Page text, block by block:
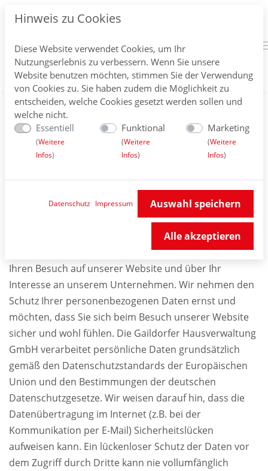
Datenschutz
Home
Die Gaildorfer Hausverwaltung GmbH freut sich über
Ihren Besuch auf unserer Website und über Ihr
Interesse an unserem Unternehmen. Wir nehmen den
Schutz Ihrer personenbezogenen Daten ernst und
möchten, dass Sie sich beim Besuch unserer Website
sicher und wohl fühlen. Die Gaildorfer Hausverwaltung
GmbH verarbeitet persönliche Daten grundsätzlich
gemäß den Datenschutzstandards der Europäischen
Union und den Bestimmungen der deutschen
Datenschutzgesetze. Wir weisen darauf hin, dass die
Datenübertragung im Internet (z.B. bei der
Kommunikation per E-Mail) Sicherheitslücken
aufweisen kann. Ein lückenloser Schutz der Daten vor
dem Zugriff durch Dritte kann nie vollumfänglich
Hinweis zu Cookies
Diese Website verwendet Cookies, um Ihr
Nutzungserlebnis zu verbessern. Wenn Sie unsere
Website benutzen möchten, stimmen Sie der Verwendung
von Cookies zu. Sie haben zudem die Möglichkeit zu
entscheiden, welche Cookies gesetzt werden sollen und
welche nicht.
Essentiell
(Weitere
Infos)
Funktional
(Weitere
Infos)
Marketing
(Weitere
Infos)
Datenschutz Impressum Auswahl speichern
Alle akzeptieren